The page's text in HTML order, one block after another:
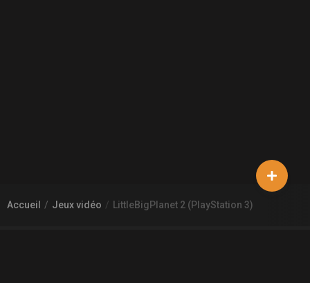
Accueil Jeux vidéo LittleBigPlanet 2 (PlayStation 3)